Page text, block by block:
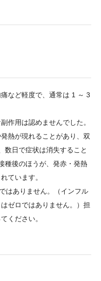
など軽度で、通常は 1 ～ 3
作用は認めませんでした。
熱が現れることがあり、双
数日で症状は消失すること
種後のほうが、発赤・発熱
ています。
はありません。（インフル
ゼロではありません。）担
ください。